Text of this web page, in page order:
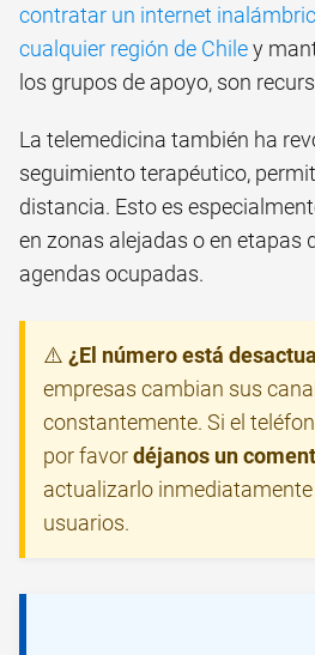
contratar un internet
cualquier región de Chiley
los grupos de apoyo, son
La telemedicina también ha
seguimiento terapéutico,
distancia. Esto es
en zonas alejadas o en etapas
agendas ocupadas.
⚠️ ¿El número está
empresas cambian sus
constantemente. Si el
por favordéjanos un
actualizarlo
usuarios.